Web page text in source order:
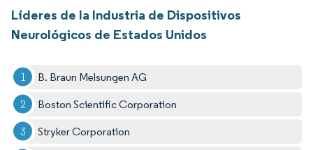
Líderes de la Industria de Dispositivos
Neurológicos de Estados Unidos
B. Braun Melsungen AG
Boston Scientific Corporation
Stryker Corporation